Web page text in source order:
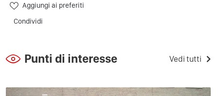
Aggiungi ai preferiti
Condividi
Punti di interesse Vedi tutti